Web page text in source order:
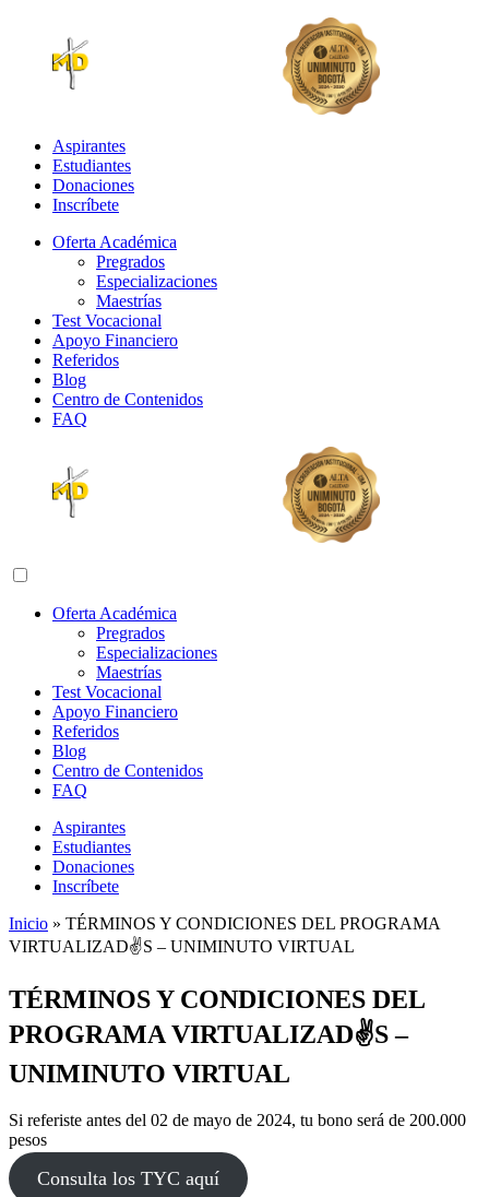
Aspirantes
Estudiantes
Donaciones
Inscríbete
Oferta Académica
Pregrados
Especializaciones
Maestrías
Test Vocacional
Apoyo Financiero
Referidos
Blog
Centro de Contenidos
FAQ
Abrir menú de navegación
Oferta Académica
Pregrados
Especializaciones
Maestrías
Test Vocacional
Apoyo Financiero
Referidos
Blog
Centro de Contenidos
FAQ
Aspirantes
Estudiantes
Donaciones
Inscríbete
Inicio » TÉRMINOS Y CONDICIONES DEL PROGRAMA
VIRTUALIZAD✌️S – UNIMINUTO VIRTUAL
TÉRMINOS Y CONDICIONES DEL
PROGRAMA VIRTUALIZAD✌️S –
UNIMINUTO VIRTUAL
Si referiste antes del 02 de mayo de 2024, tu bono será de 200.000
pesos
Consulta los TYC aquí